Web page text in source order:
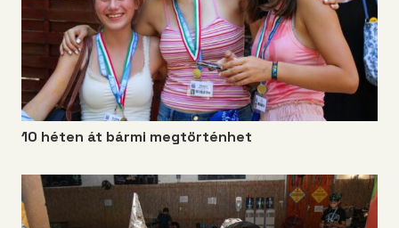
10 héten át bármi megtörténhet